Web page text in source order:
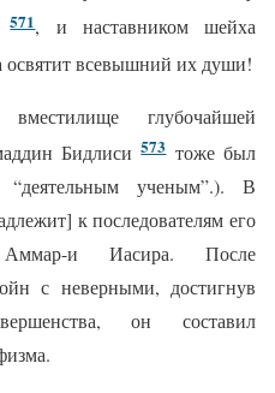
571, и наставником шейха
всевышний их души!
вместилище глубочайшей
Бидлиси573тоже был
ученым”.). В
к последователям его
Аммар-и Иасира. После
с неверными, достигнув
он составил